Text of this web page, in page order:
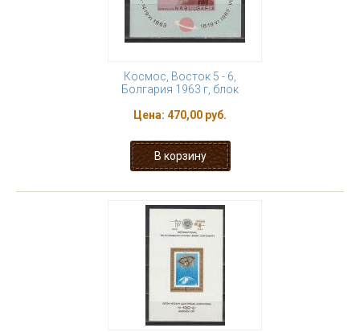
Космос, Восток 5 - 6,
Болгария 1963 г, блок
Цена: 470,00 руб.